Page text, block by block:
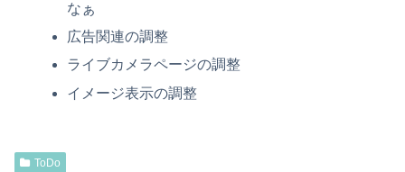
なぁ
広告関連の調整
ライブカメラページの調整
イメージ表示の調整
ToDo